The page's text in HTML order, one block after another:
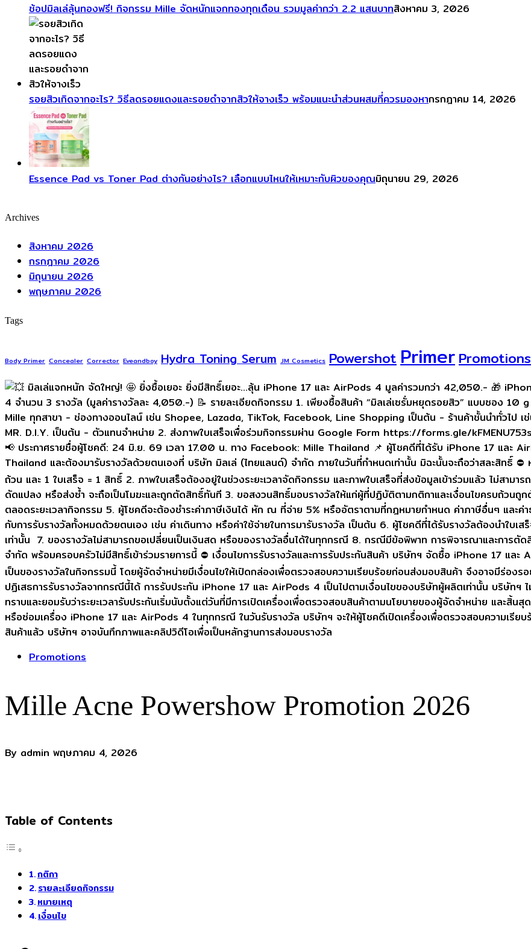
ช้อปมิลเล่ลุ้นทองฟรี! กิจกรรม Mille จัดหนักแจกทองทุกเดือน รวมมูลค่ากว่า 2.2 แสนบาทสิงหาคม 3, 2026
รอยสิวเกิดจากอะไร? วิธีลดรอยแดงและรอยดำจากสิวให้จางเร็ว พร้อมแนะนำส่วนผสมที่ควรมองหากรกฎาคม 14, 2026
Essence Pad vs Toner Pad ต่างกันอย่างไร? เลือกแบบไหนให้เหมาะกับผิวของคุณมิถุนายน 29, 2026
Archives
สิงหาคม 2026
กรกฎาคม 2026
มิถุนายน 2026
พฤษภาคม 2026
Tags
Body Primer Concealer Corrector Eveandboy Hydra Toning Serum JM Cosmetics Powershot Primer Promotions
Promotions
Mille Acne Powershow Promotion 2026
By admin พฤษภาคม 4, 2026
Table of Contents
กติกา
รายละเอียดกิจกรรม
หมายเหตุ
เงื่อนไข